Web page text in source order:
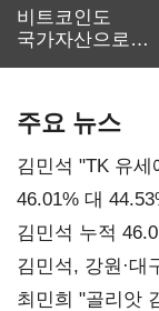
비트코인도
국가자산으로…'
주요 뉴스
김민석 "TK 유
대표된 양 당직
46.01% 대
김민석 누적
(2보)
김민석, 강원·대
최민희 "골리앗